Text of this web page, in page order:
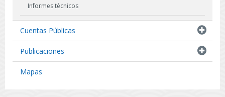
Informes técnicos
Resultados de Pescas de Investigación
Cuentas Públicas
Publicaciones
Mapas